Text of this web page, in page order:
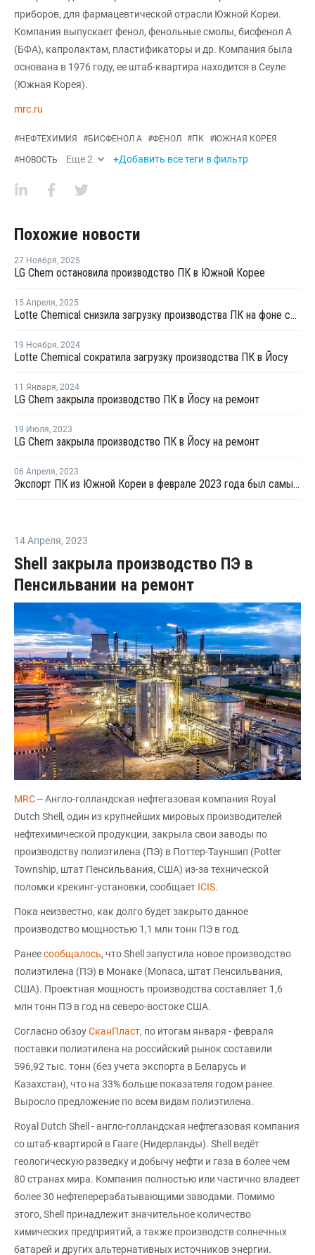
приборов, для фармацевтической отрасли Южной Кореи.
Компания выпускает фенол, фенольные смолы, бисфенол А
(БФА), капролактам, пластификаторы и др. Компания была
основана в 1976 году, ее штаб-квартира находится в Сеуле
(Южная Корея).
mrc.ru
#НЕФТЕХИМИЯ #БИСФЕНОЛ А #ФЕНОЛ #ПК #ЮЖНАЯ КОРЕЯ
#НОВОСТЬ Еще2 +Добавить все теги в фильтр
Похожие новости
27 Ноября, 2025
LG Chem остановила производство ПК в Южной Корее
15 Апреля, 2025
Lotte Chemical снизила загрузку производства ПК на фоне снижения спроса после введения пошлин
19 Ноября, 2024
Lotte Chemical сократила загрузку производства ПК в Йосу
11 Января, 2024
LG Chem закрыла производство ПК в Йосу на ремонт
19 Июля, 2023
LG Chem закрыла производство ПК в Йосу на ремонт
06 Апреля, 2023
Экспорт ПК из Южной Кореи в феврале 2023 года был самым высоким с марта 2022 года
14 Апреля, 2023
Shell закрыла производство ПЭ в
Пенсильвании на ремонт
MRC-- Англо-голландская нефтегазовая компания Royal
Dutch Shell, один из крупнейших мировых производителей
нефтехимической продукции, закрыла свои заводы по
производству полиэтилена (ПЭ) в Поттер-Тауншип (Potter
Township, штат Пенсильвания, США) из-за технической
поломки крекинг-установки, сообщает ICIS.
Пока неизвестно, как долго будет закрыто данное
производство мощностью 1,1 млн тонн ПЭ в год.
Ранеесообщалось, что Shell запустила новое производство
полиэтилена (ПЭ) в Монаке (Monaca, штат Пенсильвания,
США). Проектная мощность производства составляет 1,6
млн тонн ПЭ в год на северо-востоке США.
Согласно обзоуСканПласт, по итогам января - февраля
поставки полиэтилена на российский рынок составили
596,92 тыс. тонн (без учета экспорта в Беларусь и
Казахстан), что на 33% больше показателя годом ранее.
Выросло предложение по всем видам полиэтилена.
Royal Dutch Shell - англо-голландская нефтегазовая компания
со штаб-квартирой в Гааге (Нидерланды). Shell ведёт
геологическую разведку и добычу нефти и газа в более чем
80 странах мира. Компания полностью или частично владеет
более 30 нефтеперерабатывающими заводами. Помимо
этого, Shell принадлежит значительное количество
химических предприятий, а также производств солнечных
батарей и других альтернативных источников энергии.